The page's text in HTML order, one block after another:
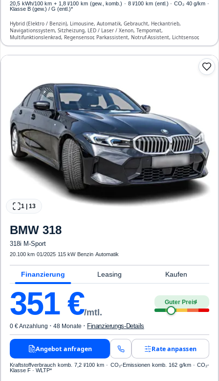
20,5 kWh/100 km + 1,8 l/100 km (gew., komb.) · 8 l/100 km (entl.) · CO₂ 40 g/km ·
Klasse B (gew.) / G (entl.)*
Hybrid (Elektro / Benzin), Limousine, Automatik, Gebraucht, Heckantrieb,
Navigationssystem, Sitzheizung, LED / Laser / Xenon, Tempomat,
Multifunktionslenkrad, Regensensor, Parkassistent, Notruf-Assistent, Lichtsensor,
Start/Stopp-Automatik, Bluetooth, Freisprecheinrichtung, Verkehrszeichen-
1 13
BMW 318
318i M-Sport
20.100 km·01/2025· 115 kW· Benzin·Automatik
Finanzierung Leasing Kaufen
351€/mtl.
Guter Preis4
0 € Anzahlung · 48 Monate · Finanzierungs-Details
Angebot anfragen Rate anpassen
Kraftstoffverbrauch komb. 7,2 l/100 km · CO₂-Emissionen komb. 162 g/km · CO₂-
Klasse F · WLTP*